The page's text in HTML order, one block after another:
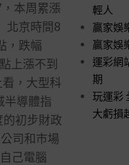
本周累漲
京時間8
，跌幅
上漲不到
，大型科
導體指
初步財政
司和市場
己電腦
輕人
贏家娛
贏家娛
運彩網
期
玩運彩
大虧損